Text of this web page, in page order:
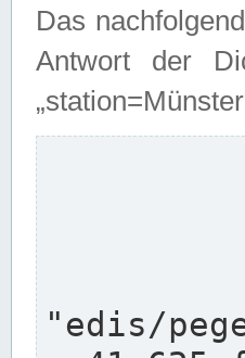
Das
Antwort der
"edis/